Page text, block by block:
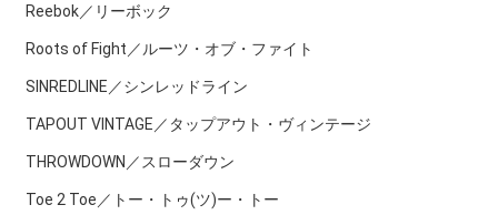
Reebok／リーボック
Roots of Fight／ルーツ・オブ・ファイト
SINREDLINE／シンレッドライン
TAPOUT VINTAGE／タップアウト・ヴィンテージ
THROWDOWN／スローダウン
Toe 2 Toe／トー・トゥ(ツ)ー・トー